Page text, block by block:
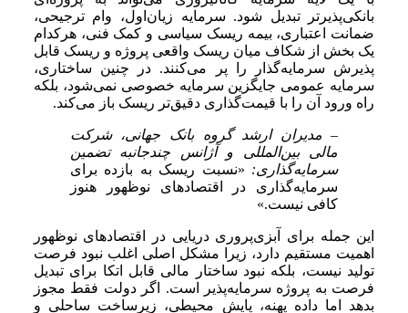
بانکی‌پذیرتر تبدیل شود. سرمایه زیان‌اول، وام ترجیحی،
ضمانت اعتباری، بیمه ریسک سیاسی و کمک فنی، هرکدام
یک بخش از شکاف میان ریسک واقعی پروژه و ریسک قابل
پذیرش سرمایه‌گذار را پر می‌کنند. در چنین ساختاری،
سرمایه عمومی جایگزین سرمایه خصوصی نمی‌شود، بلکه
راه ورود آن را با قیمت‌گذاری دقیق‌تر ریسک باز می‌کند.
– مدیران ارشد گروه بانک جهانی، شرکت
مالی بین‌المللی و آژانس چندجانبه تضمین
سرمایه‌گذاری: «نسبت ریسک به بازده برای
سرمایه‌گذاری در اقتصادهای نوظهور هنوز
کافی نیست.»
این جمله برای آبزی‌پروری دریایی در اقتصادهای نوظهور
اهمیت مستقیم دارد، زیرا مشکل اصلی اغلب نبود فرصت
تولید نیست، بلکه نبود ساختار مالی قابل اتکا برای تبدیل
فرصت به پروژه سرمایه‌پذیر است. اگر دولت فقط مجوز
بدهد اما داده پهنه، پایش محیطی، زیرساخت ساحلی و